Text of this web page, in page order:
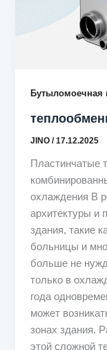
Бутыломоечная
JINO/17.12.2025
Пластинчатые
охлаждения В
архитектуры и
здания, такие
больницы и
больше не
только в
года
может
зонах здания.
этой сложной